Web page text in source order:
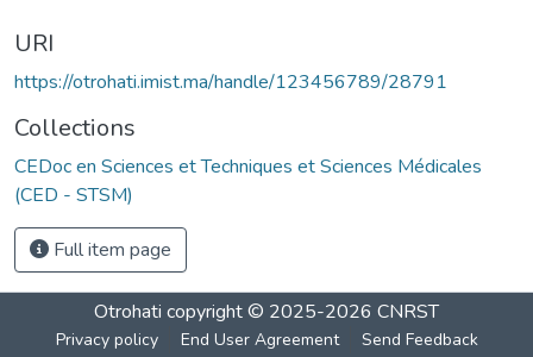
URI
https://otrohati.imist.ma/handle/123456789/28791
Collections
CEDoc en Sciences et Techniques et Sciences Médicales
(CED - STSM)
Full item page
Otrohati copyright © 2025-2026 CNRST
Privacy policy End User Agreement Send Feedback